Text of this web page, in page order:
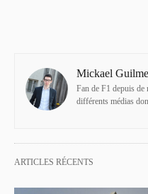
Mickael
Fan de F1 depuis de
différents médias
ARTICLES RÉCENTS